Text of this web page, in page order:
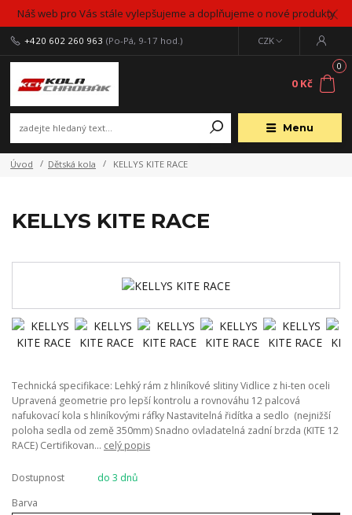
Náš web pro Vás stále vylepšujeme a doplňujeme o nové produkty
Menu
CZK
+420 602 260 963 (Po-Pá, 9-17 hod.)
0
0 Kč
Úvod Dětská kola KELLYS KITE RACE
KELLYS KITE RACE
Technická specifikace: Lehký rám z hliníkové slitiny Vidlice z hi-ten oceli
Upravená geometrie pro lepší kontrolu a rovnováhu 12 palcová
nafukovací kola s hliníkovými ráfky Nastavitelná řidítka a sedlo (nejnižší
poloha sedla od země 350mm) Snadno ovladatelná zadní brzda (KITE 12
RACE) Certifikovan... celý popis
Dostupnost
do 3 dnů
Barva